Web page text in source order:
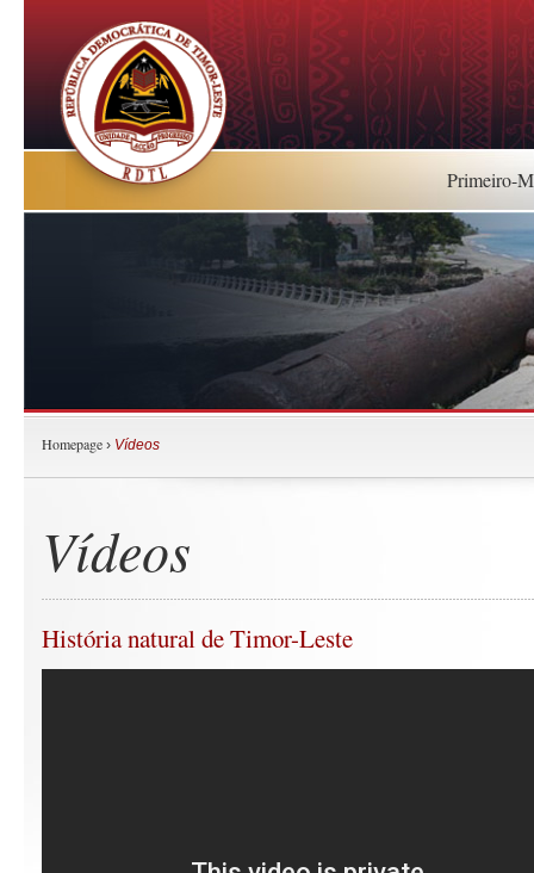
Primeiro-
Homepage › Vídeos
Vídeos
História natural de Timor-Leste